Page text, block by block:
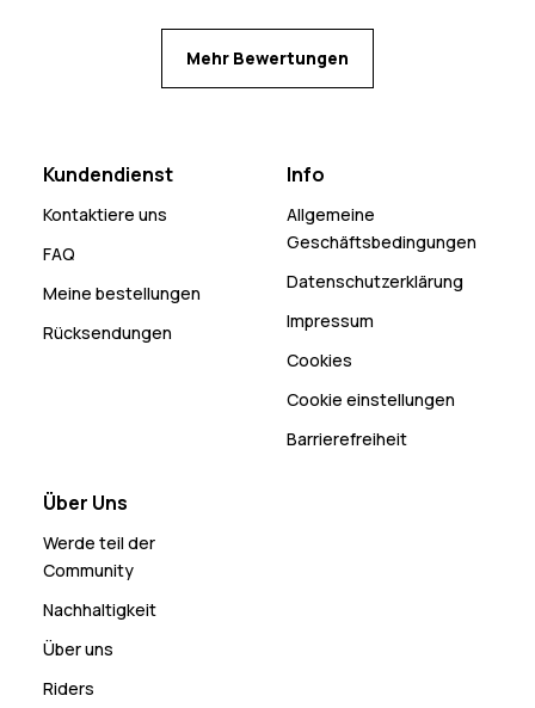
Mehr Bewertungen
Kundendienst
Kontaktiere uns
FAQ
Meine bestellungen
Rücksendungen
Info
Allgemeine
Geschäftsbedingungen
Datenschutzerklärung
Impressum
Cookies
Cookie einstellungen
Barrierefreiheit
Über Uns
Werde teil der
Community
Nachhaltigkeit
Über uns
Riders